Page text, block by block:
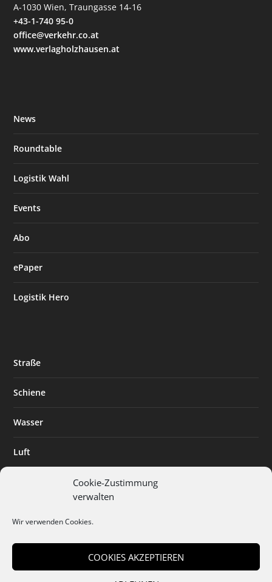
Cookie-Zustimmung
verwalten
Wir verwenden Cookies.
COOKIES AKZEPTIEREN
A-1030 Wien, Traungasse 14-16
+43-1-740 95-0
office@verkehr.co.at
www.verlagholzhausen.at
News
Roundtable
Logistik Wahl
Events
Abo
ePaper
Logistik Hero
Straße
Schiene
Wasser
Luft
Digitalisierung